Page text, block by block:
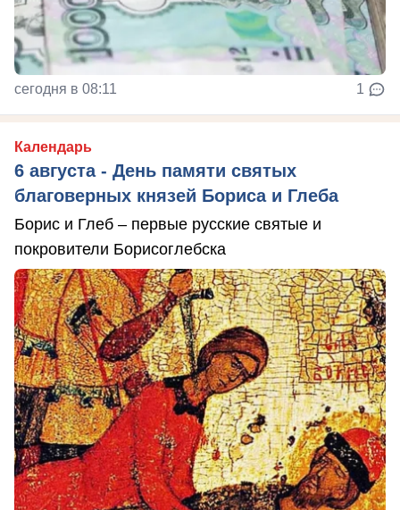
сегодня в 08:11 1
Календарь
6 августа - День памяти святых
благоверных князей Бориса и Глеба
Борис и Глеб – первые русские святые и
покровители Борисоглебска